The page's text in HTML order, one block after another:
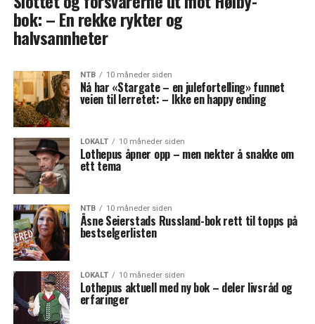
bok: – En rekke rykter og
halvsannheter
NTB 10 måneder siden
Nå har «Stargate – en julefortelling» funnet
veien til lerretet: – Ikke en happy ending
LOKALT 10 måneder siden
Lothepus åpner opp – men nekter å snakke om
ett tema
NTB 10 måneder siden
Åsne Seierstads Russland-bok rett til topps på
bestselgerlisten
LOKALT 10 måneder siden
Lothepus aktuell med ny bok – deler livsråd og
erfaringer